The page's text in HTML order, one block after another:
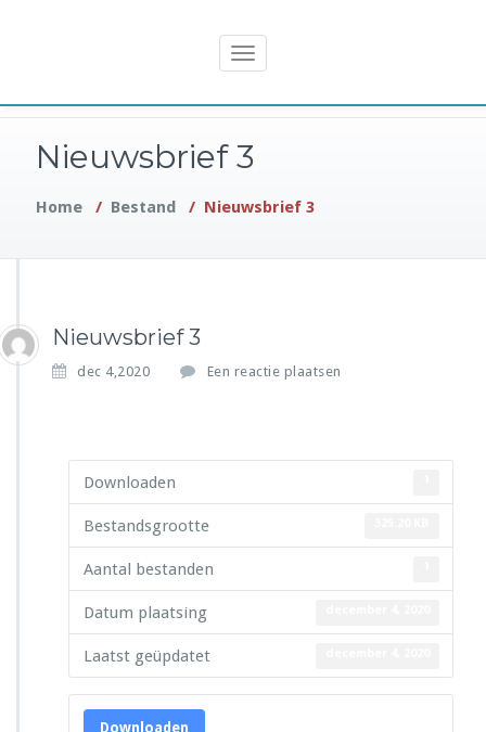
Belangenvereniging
Toggle
Nieuwsbrief 3
Home / Bestand / Nieuwsbrief 3
Nieuwsbrief 3
dec 4,2020 Een reactie plaatsen
Downloaden
Bestandsgrootte
Aantal bestanden
Datum plaatsing
Laatst geüpdatet
Downloaden